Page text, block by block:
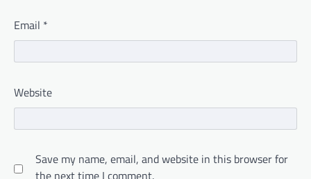
Email *
Website
Save my name, email, and website in this browser for
the next time I comment.